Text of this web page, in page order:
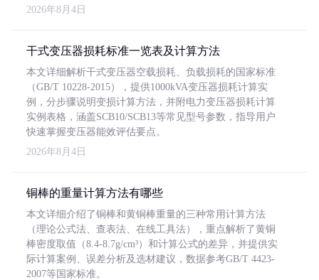
2026年8月4日
干式变压器损耗标准一览表及计算方法
本文详细解析干式变压器空载损耗、负载损耗的国家标准
（GB/T 10228-2015），提供1000kVA变压器损耗计算实
例，分步骤说明变损计算方法，并附电力变压器损耗计算
实例表格，涵盖SCB10/SCB13等常见型号参数，指导用户
快速掌握变压器能效评估要点。
2026年8月4日
铜棒的重量计算方法有哪些
本文详细介绍了铜棒和黄铜棒重量的三种常用计算方法
（理论公式法、查表法、在线工具法），重点解析了黄铜
棒密度取值（8.4-8.7g/cm³）和计算公式的差异，并提供实
际计算案例、误差分析及选材建议，数据参考GB/T 4423-
2007等国家标准。